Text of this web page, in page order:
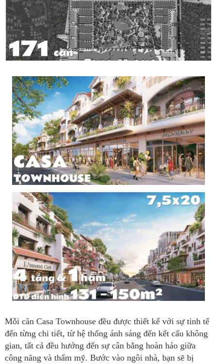
Mỗi căn Casa Townhouse đều được thiết kế với sự tinh tế
đến từng chi tiết, từ hệ thống ánh sáng đến kết cấu không
gian, tất cả đều hướng đến sự cân bằng hoàn hảo giữa
công năng và thẩm mỹ. Bước vào ngôi nhà, bạn sẽ bị